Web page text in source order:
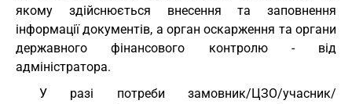
якому здійснюється внесення та заповнення
інформації документів, а орган оскарження та органи
державного фінансового контролю - від
адміністратора.
У разі потреби замовник/ЦЗО/учасник/